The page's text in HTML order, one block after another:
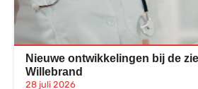
Nieuwe ontwikkelingen bij de
Willebrand
28 juli 2026